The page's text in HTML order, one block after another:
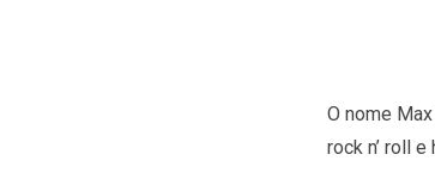
O nome
rock n’ roll e